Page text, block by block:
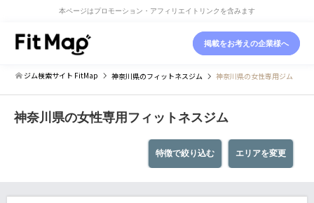
本ページはプロモーション・アフィリエイトリンクを含みます
掲載をお考えの企業様へ
ジム検索サイト FitMap 神奈川県のフィットネスジム 神奈川県の女性専用ジム
神奈川県の女性専用フィットネスジム
エリアを変更
特徴で絞り込む